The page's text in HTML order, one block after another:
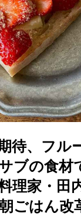
待、フル
ブの食材
理家・田
ごはん改